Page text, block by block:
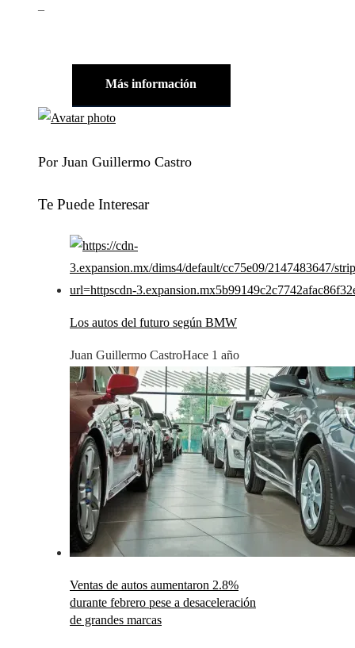
Más información
Por Juan Guillermo Castro
Te Puede Interesar
Los autos del futuro según BMW
Juan Guillermo CastroHace 1 año
Ventas de autos aumentaron 2.8%
durante febrero pese a desaceleración
de grandes marcas